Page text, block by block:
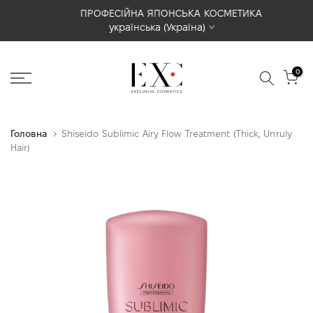
вмісту
ПРОФЕСІЙНА ЯПОНСЬКА КОСМЕТИКА
українська (Україна)
0
Головна
Shiseido Sublimic Airy Flow Treatment (Thick, Unruly
Hair)